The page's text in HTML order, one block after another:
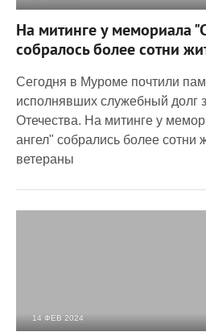
На митинге у мемориала
собралось более сотни
Сегодня в Муроме почтили
исполнявших служебный долг
Отечества. На митинге у
ангел" собрались более сотни
ветераны
14 ФЕВ 2024